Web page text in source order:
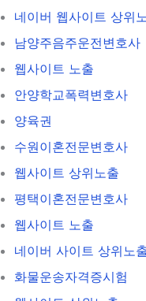
네이버 웹사이트 상위
남양주음주운전변호사
웹사이트 노출
안양학교폭력변호사
양육권
수원이혼전문변호사
웹사이트 상위노출
평택이혼전문변호사
웹사이트 노출
네이버 사이트 상위노
화물운송자격증시험